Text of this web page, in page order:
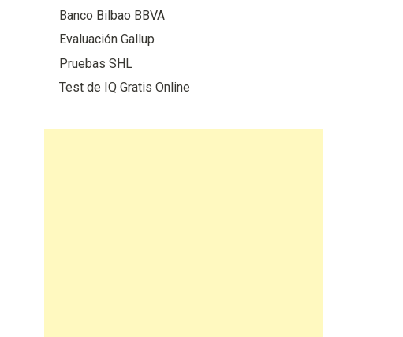
Banco Bilbao BBVA
Evaluación Gallup
Pruebas SHL
Test de IQ Gratis Online